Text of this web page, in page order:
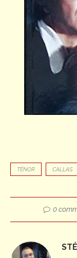
TÉNOR CALLAS
0